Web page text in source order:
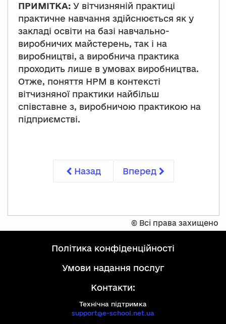
ПРИМІТКА: У вітчизняній практиці
практичне навчання здійснюється як у
закладі освіти на базі навчально-
виробничих майстерень, так і на
виробництві, а виробнича практика
проходить лише в умовах виробництва.
Отже, поняття НРМ в контексті
вітчизняної практики найбільш
співставне з, виробничою практикою на
підприємстві.
Назад Вперед
© Всі права захищено
політика конфіденційності
умови надання послуг
Контакти:
Технічна підтримка
support@e-school.net.ua